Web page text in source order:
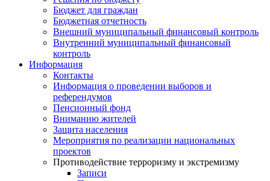
Бюджет для граждан
Бюджетная отчетность
Внешний муниципальный финансовый контроль
Внутренний муниципальный финансовый
контроль
Информация
Контакты
Информация о проведении выборов и
референдумов
Пенсионный фонд
Вниманию жителей
Защита населения
Мероприятия по реализации национальных
проектов
Противодействие терроризму и экстремизму
Записи